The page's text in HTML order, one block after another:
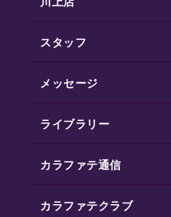
スタッフ
メッセージ
ライブラリー
カラファテ通信
カラファテクラブ